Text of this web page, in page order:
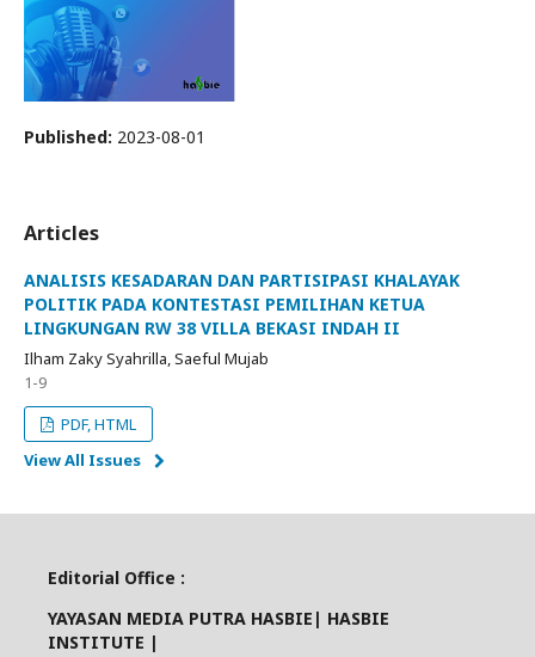
Published: 2023-08-01
Articles
ANALISIS KESADARAN DAN PARTISIPASI KHALAYAK
POLITIK PADA KONTESTASI PEMILIHAN KETUA
LINGKUNGAN RW 38 VILLA BEKASI INDAH II
Ilham Zaky Syahrilla, Saeful Mujab
1-9
PDF, HTML
View All Issues
Editorial Office :
YAYASAN MEDIA PUTRA HASBIE| HASBIE
INSTITUTE |